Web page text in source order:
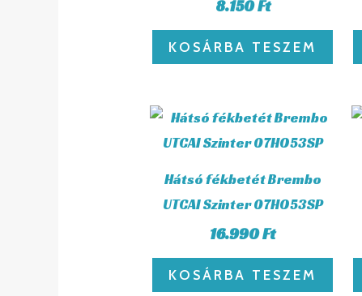
8.150Ft
KOSÁRBA TESZEM
Hátsó fékbetét Brembo
UTCAI Szinter 07HO53SP
16.990Ft
KOSÁRBA TESZEM